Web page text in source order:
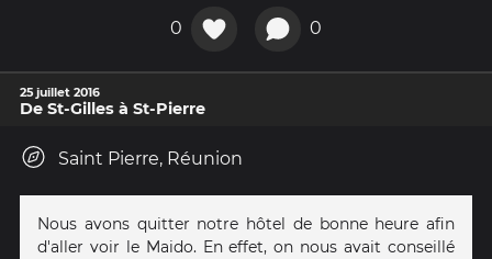
0 0
25 juillet 2016
De St-Gilles à St-Pierre
Saint Pierre, Réunion
Nous avons quitter notre hôtel de bonne heure afin
d'aller voir le Maido. En effet, on nous avait conseillé